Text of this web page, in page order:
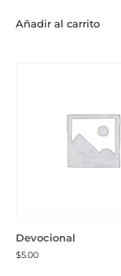
Añadir al carrito
Devocional
$5.00